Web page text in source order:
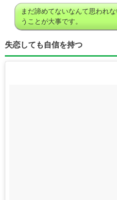
まだ諦めてないなんて思われ
うことが大事です。
失恋しても自信を持つ